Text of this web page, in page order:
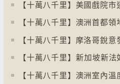
【十萬八千里】摩洛哥銳意
【十萬八千里】澳洲室內溫